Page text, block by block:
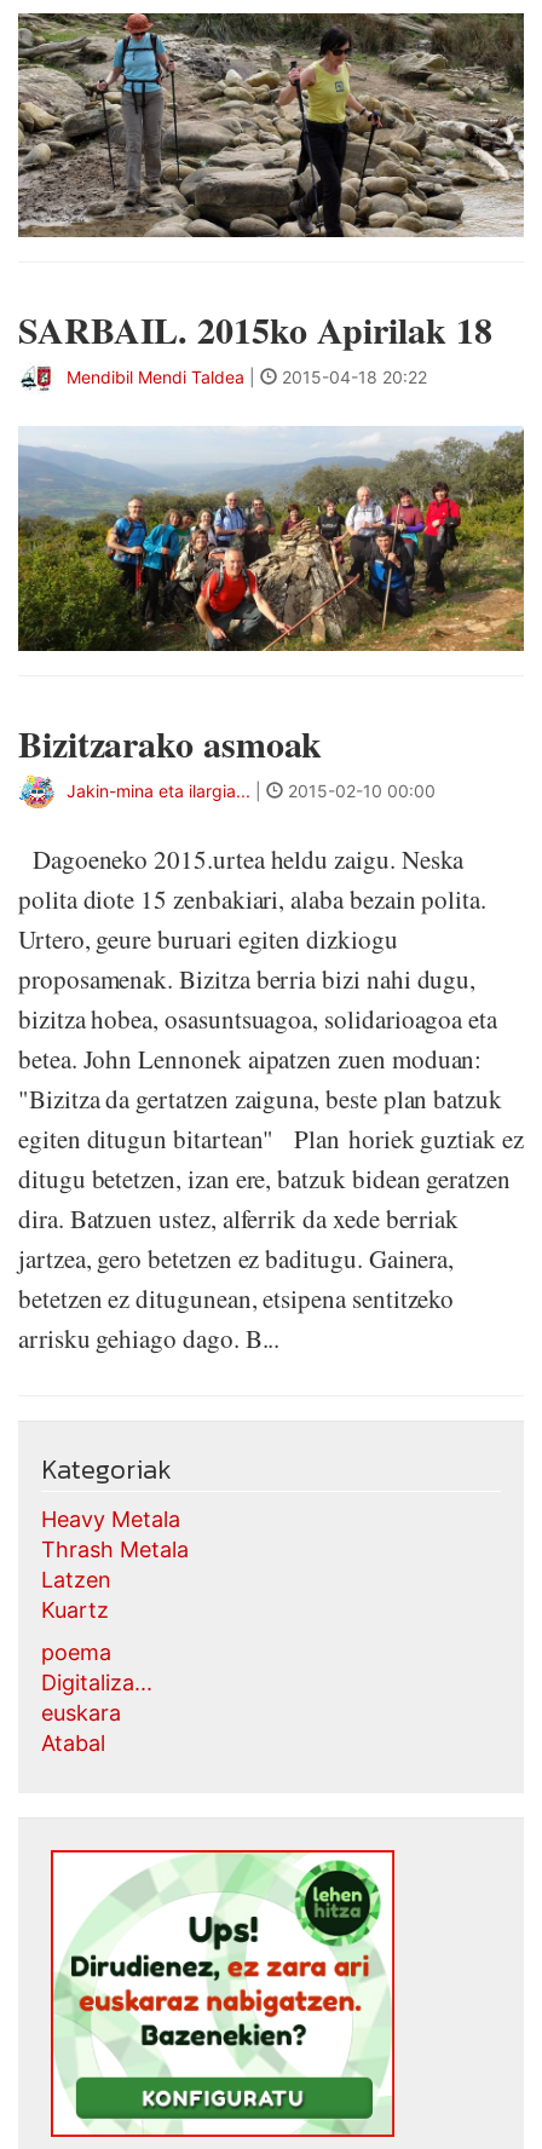
SARBAIL. 2015ko Apirilak 18
Mendibil Mendi Taldea 2015-04-18 20:22
Bizitzarako asmoak
Jakin-mina eta ilargia... 2015-02-10 00:00
Dagoeneko 2015.urtea heldu zaigu. Neska
polita diote 15 zenbakiari, alaba bezain polita.
Urtero, geure buruari egiten dizkiogu
proposamenak. Bizitza berria bizi nahi dugu,
bizitza hobea, osasuntsuagoa, solidarioagoa eta
betea. John Lennonek aipatzen zuen moduan:
"Bizitza da gertatzen zaiguna, beste plan batzuk
egiten ditugun bitartean" Plan horiek guztiak ez
ditugu betetzen, izan ere, batzuk bidean geratzen
dira. Batzuen ustez, alferrik da xede berriak
jartzea, gero betetzen ez baditugu. Gainera,
betetzen ez ditugunean, etsipena sentitzeko
arrisku gehiago dago. B...
Kategoriak
Heavy Metala
Thrash Metala
Latzen
Kuartz
poema
Digitaliza...
euskara
Atabal